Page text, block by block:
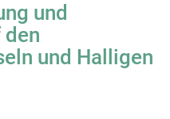
und
und Halligen